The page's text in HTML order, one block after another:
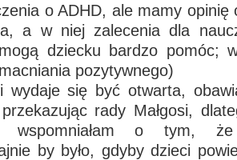
o ADHD, ale mamy opinię
a w niej zalecenia dla
dziecku bardzo pomóc;
pozytywnego)
wydaje się być otwarta,
rady Małgosi,
wspomniałam o tym,
by było, gdyby dzieci